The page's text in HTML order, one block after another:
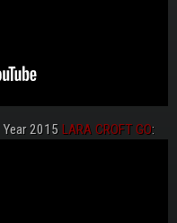
2015 LARA CROFT GO: